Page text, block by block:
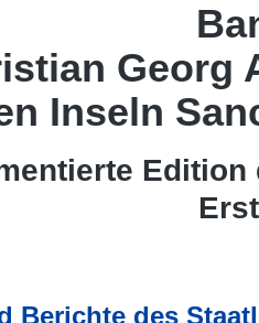
Georg
Inseln
Berichte des